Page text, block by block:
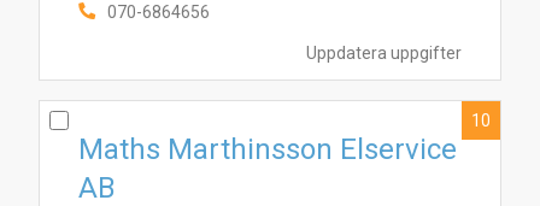
Uppdatera uppgifter
070-6864656
Maths Marthinsson Elservice
AB
10